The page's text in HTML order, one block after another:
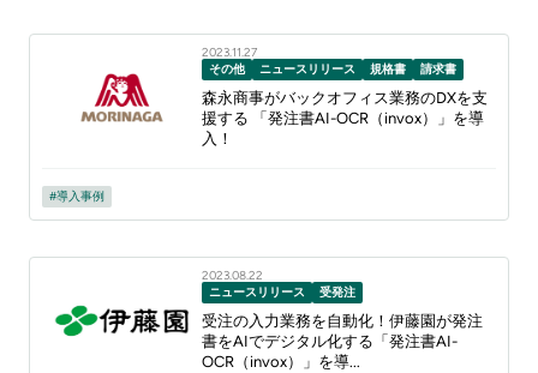
2023.11.27
その他
ニュースリリース 規格書 請求書
森永商事がバックオフィス業務のDXを支
援する 「発注書AI-OCR（invox）」を導
入！
導入事例
2023.08.22
ニュースリリース
受発注
受注の入力業務を自動化！伊藤園が発注
書をAIでデジタル化する「発注書AI-
OCR（invox）」を導...